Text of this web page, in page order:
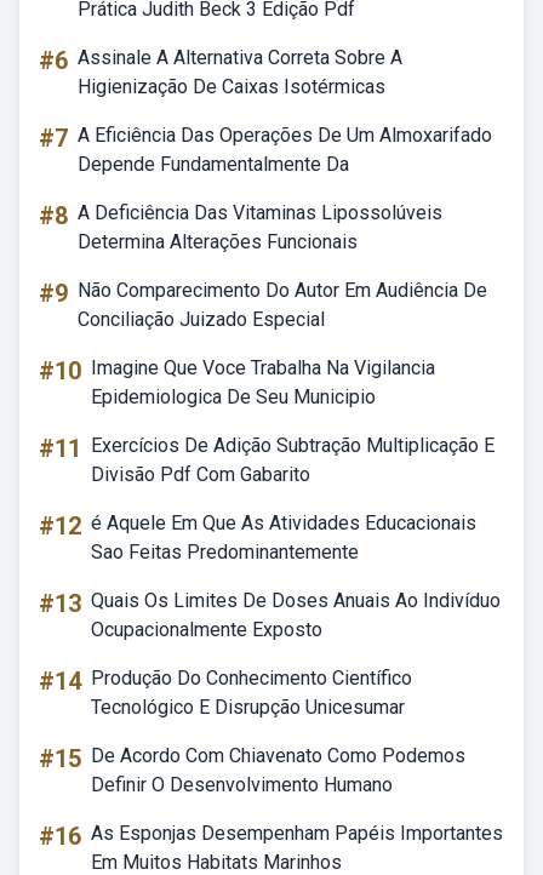
Prática Judith Beck 3 Edição Pdf
#6 Assinale A Alternativa Correta Sobre A
Higienização De Caixas Isotérmicas
#7 A Eficiência Das Operações De Um Almoxarifado
Depende Fundamentalmente Da
#8 A Deficiência Das Vitaminas Lipossolúveis
Determina Alterações Funcionais
#9 Não Comparecimento Do Autor Em Audiência De
Conciliação Juizado Especial
#10 Imagine Que Voce Trabalha Na Vigilancia
Epidemiologica De Seu Municipio
#11
Exercícios De Adição Subtração Multiplicação E
Divisão Pdf Com Gabarito
#12 é Aquele Em Que As Atividades Educacionais
Sao Feitas Predominantemente
#13 Quais Os Limites De Doses Anuais Ao Indivíduo
Ocupacionalmente Exposto
#14 Produção Do Conhecimento Científico
Tecnológico E Disrupção Unicesumar
#15 De Acordo Com Chiavenato Como Podemos
Definir O Desenvolvimento Humano
#16 As Esponjas Desempenham Papéis Importantes
Em Muitos Habitats Marinhos